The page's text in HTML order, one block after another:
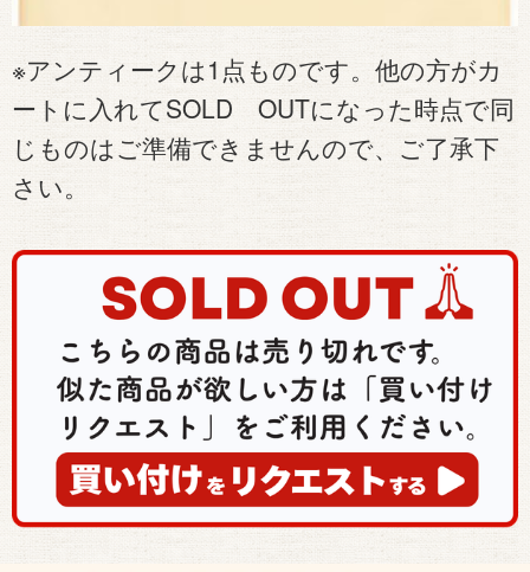
※アンティークは1点ものです。他の方がカ
ートに入れてSOLD OUTになった時点で同
じものはご準備できませんので、ご了承下
さい。